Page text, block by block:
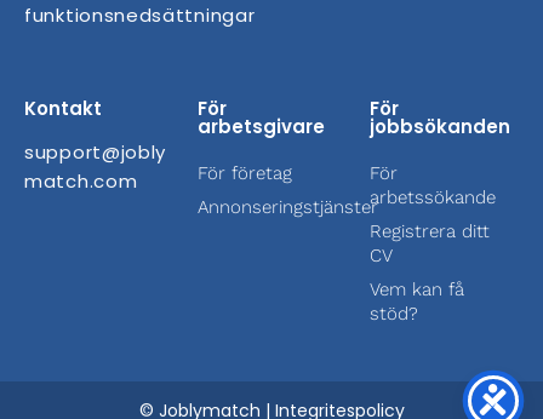
funktionsnedsättningar
Kontakt
support@jobly
match.com
För
arbetsgivare
För företag
Annonseringstjänster
För
jobbsökanden
För
arbetssökande
Registrera ditt
CV
Vem kan få
stöd?
© Joblymatch | Integritespolicy